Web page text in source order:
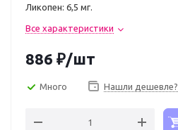
Ликопен: 6,5 мг.
Все характеристики
886 ₽/шт
Много Нашли дешевле?